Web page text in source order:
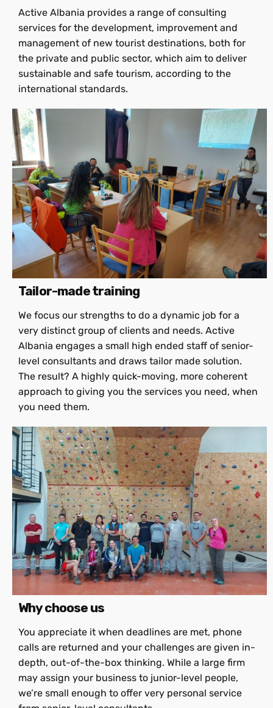
Active Albania provides a range of consulting
services for the development, improvement and
management of new tourist destinations, both for
the private and public sector, which aim to deliver
sustainable and safe tourism, according to the
international standards.
Tailor-made training
We focus our strengths to do a dynamic job for a
very distinct group of clients and needs. Active
Albania engages a small high ended staff of senior-
level consultants and draws tailor made solution.
The result? A highly quick-moving, more coherent
approach to giving you the services you need, when
you need them.
Why choose us
You appreciate it when deadlines are met, phone
calls are returned and your challenges are given in-
depth, out-of-the-box thinking. While a large firm
may assign your business to junior-level people,
we’re small enough to offer very personal service